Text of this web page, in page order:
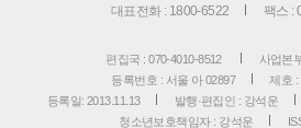
대표전화 : 1800-6522
팩스 :
편집국 : 070-4010-8512
사업본
등록번호 : 서울 아 02897
제호 :
등록일: 2013.11.13
발행·편집인 : 강석운
청소년보호책임자 : 강석운